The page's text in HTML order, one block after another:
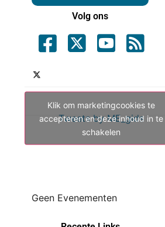
Volg ons
Tweets by ME_gids
Klik om marketingcookies te
accepteren en deze inhoud in te
schakelen
Geen Evenementen